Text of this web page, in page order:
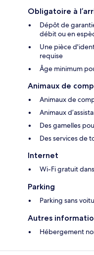
Obligatoire à
Dépôt de
débit ou en
Une pièce
requise
Âge minimum
Animaux de
Animaux de
Animaux
Des gamelles
Des services de
Internet
Wi-Fi gratuit
Parking
Parking sans
Autres
Hébergement